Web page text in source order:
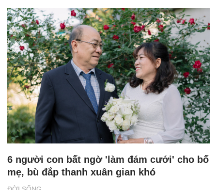
6 người con bất ngờ 'làm đám cưới' cho bố
mẹ, bù đắp thanh xuân gian khó